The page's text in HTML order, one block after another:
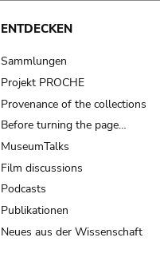
ENTDECKEN
Sammlungen
Projekt PROCHE
Provenance of the collections
Before turning the page…
MuseumTalks
Film discussions
Podcasts
Publikationen
Neues aus der Wissenschaft